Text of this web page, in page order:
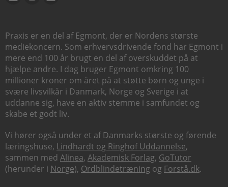
Praxis er en del af Egmont, der er Nordens største
mediekoncern. Som erhvervsdrivende fond har Egmont i
mere end 100 år brugt en del af overskuddet på at
hjælpe andre. I dag bruger Egmont omkring 100
millioner kroner om året på at støtte børn og unge i
svære livsvilkår i Danmark, Norge og Sverige i at
uddanne sig, have en aktiv stemme i samfundet og
skabe et godt liv.
Vi hører også under et af Danmarks største og førende
læringshuse, Lindhardt og Ringhof Uddannelse,
sammen med Alinea, Akademisk Forlag, GoTutor
(herunder i Norge), Ordblindetræning og Forstå.dk.